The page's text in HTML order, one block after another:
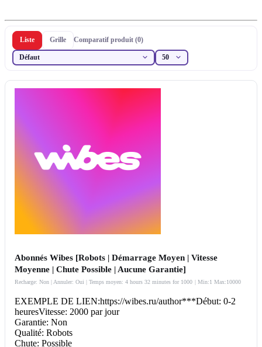
Liste Grille Comparatif produit (0)
Abonnés Wibes [Robots | Démarrage Moyen | Vitesse
Moyenne | Chute Possible | Aucune Garantie]
Recharge: Non | Annuler: Oui | Temps moyen: 4 hours 32 minutes for 1000 | Min:1 Max:10000
EXEMPLE DE LIEN:https://wibes.ru/author***Début: 0-2
heuresVitesse: 2000 par jour
Garantie: Non
Qualité: Robots
Chute: Possible